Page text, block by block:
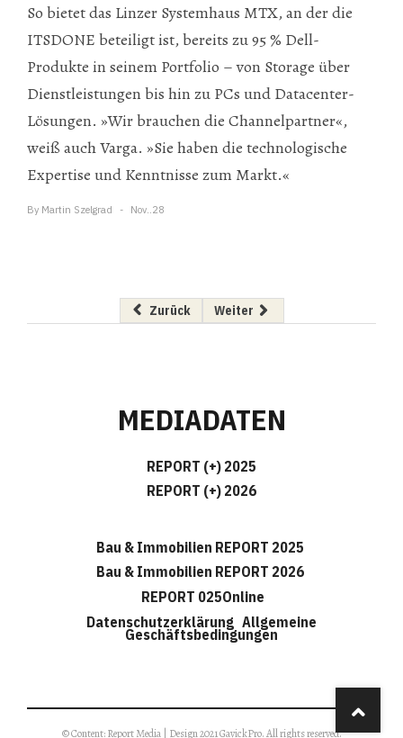
So bietet das Linzer Systemhaus MTX, an der die
ITSDONE beteiligt ist, bereits zu 95 % Dell-
Produkte in seinem Portfolio – von Storage über
Dienstleistungen bis hin zu PCs und Datacenter-
Lösungen. »Wir brauchen die Channelpartner«,
weiß auch Varga. »Sie haben die technologische
Expertise und Kenntnisse zum Markt.«
By Martin Szelgrad Nov..28
Vorheriger Beitrag: Große Datenmengen,
Zurück Nächster Beitrag: Kamera für
Weiter
MEDIADATEN
REPORT (+) 2025
REPORT (+) 2026
Bau & Immobilien REPORT 2025
Bau & Immobilien REPORT 2026
REPORT 025Online
Datenschutzerklärung Allgemeine
Geschäftsbedingungen
© Content: Report Media | Design 2021 GavickPro. All rights reserved.